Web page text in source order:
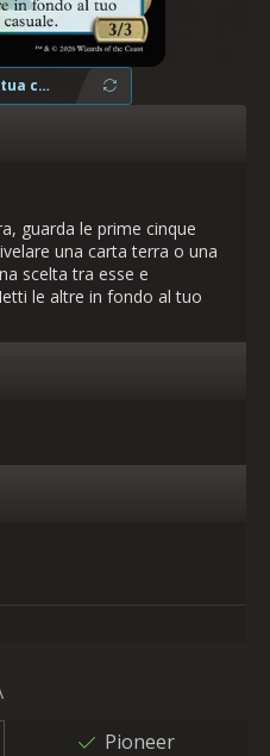
collezione
guarda le prime cinque
una carta terra o una
scelta tra esse e
le altre in fondo al tuo
Pioneer